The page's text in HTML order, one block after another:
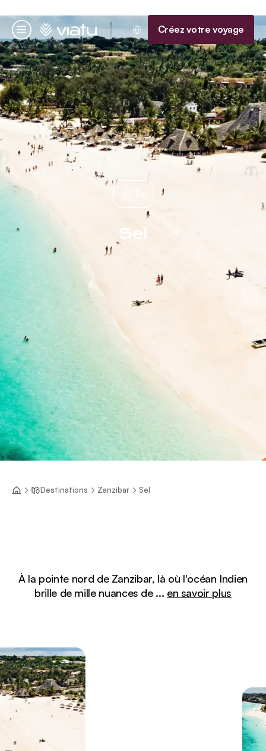
Menu
Accueil Créez votre voyage
Sel
Destinations Zanzibar Sel
À la pointe nord de Zanzibar, là où l'océan Indien
brille de mille nuances de ... en savoir plus